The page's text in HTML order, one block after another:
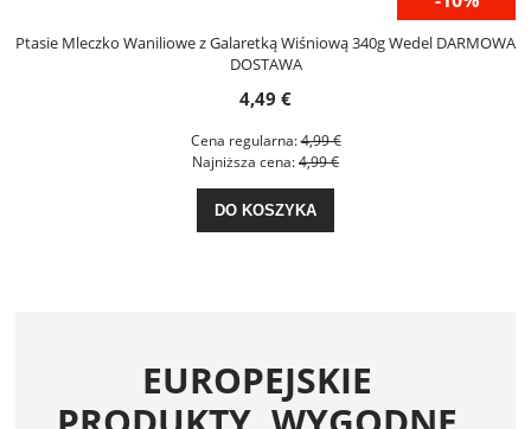
Ptasie Mleczko Waniliowe z Galaretką Wiśniową 340g Wedel DARMOWA
DOSTAWA
4,49 €
Cena regularna:4,99 €
Najniższa cena:4,99 €
DO KOSZYKA
EUROPEJSKIE